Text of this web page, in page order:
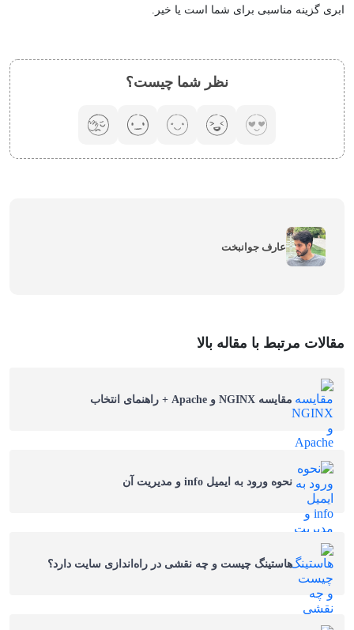
ابری گزینه مناسبی برای شما است یا خیر.
نظر شما چیست؟
عارف جوانبخت
مقالات مرتبط با مقاله بالا
مقایسه NGINX و Apache + راهنمای انتخاب
نحوه ورود به ایمیل info و مدیریت آن
هاستینگ چیست و چه نقشی در راه‌اندازی سایت دارد؟